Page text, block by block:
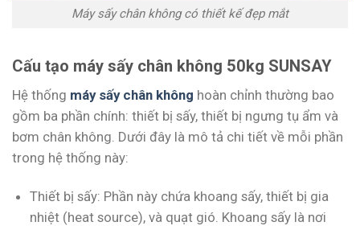
Máy sấy chân không có thiết kế đẹp mắt
Cấu tạo máy sấy chân không 50kg SUNSAY
Hệ thống máy sấy chân không hoàn chỉnh thường bao
gồm ba phần chính: thiết bị sấy, thiết bị ngưng tụ ẩm và
bơm chân không. Dưới đây là mô tả chi tiết về mỗi phần
trong hệ thống này:
Thiết bị sấy: Phần này chứa khoang sấy, thiết bị gia
nhiệt (heat source), và quạt gió. Khoang sấy là nơi